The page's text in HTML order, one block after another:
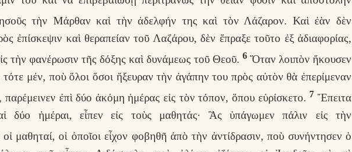
τὴν Μάρθαν καὶ τὴν ἀδελφήν της καὶ τὸν Λάζαρον. Καὶ ἐὰν δὲν
ἐπίσκεψιν καὶ θεραπείαν τοῦ Λαζάρου, δὲν ἔπραξε τοῦτο ἐξ ἀδιαφορίας,
τὴν φανέρωσιν τῆς δόξης καὶ δυνάμεως τοῦ Θεοῦ. 6 Ὅταν λοιπὸν ἤκουσεν
μέν, ποὺ ὅλοι ὅσοι ἤξευραν τὴν ἀγάπην του πρὸς αὐτὸν θὰ ἐπερίμεναν
ἐπὶ δύο ἀκόμη ἡμέρας εἰς τὸν τόπον, ὅπου εὑρίσκετο. 7 Ἔπειτα
δύο ἡμέραι, εἶπεν εἰς τοὺς μαθητάς· Ἂς ὑπάγωμεν πάλιν εἰς τὴν
μαθηταί, οἱ ὁποῖοι εἶχον φοβηθῆ ἀπὸ τὴν ἀντίδρασιν, ποὺ συνήντησεν ὁ